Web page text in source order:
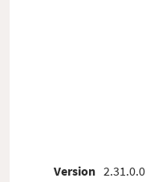
Version 2.31.0.0